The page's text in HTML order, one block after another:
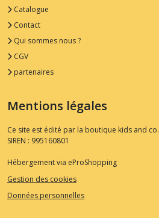
Catalogue
Contact
Qui sommes nous ?
CGV
partenaires
Mentions légales
Ce site est édité par la boutique kids and co.
SIREN : 995160801
Hébergement via eProShopping
Gestion des cookies
Données personnelles